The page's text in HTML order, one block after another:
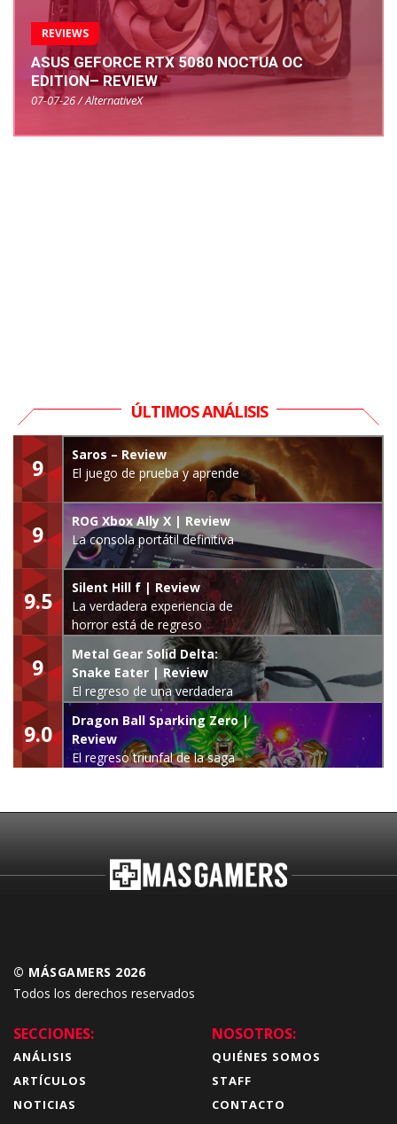
REVIEWS
ASUS GEFORCE RTX 5080 NOCTUA OC
EDITION– REVIEW
07-07-26 / AlternativeX
ÚLTIMOS ANÁLISIS
9
Saros – Review
El juego de prueba y aprende
9
ROG Xbox Ally X | Review
La consola portátil definitiva
9.5
Silent Hill f | Review
La verdadera experiencia de
horror está de regreso
9
Metal Gear Solid Delta:
Snake Eater | Review
El regreso de una verdadera
leyenda
9.0
Dragon Ball Sparking Zero |
Review
El regreso triunfal de la saga
© MÁSGAMERS 2026
Todos los derechos reservados
SECCIONES:
ANÁLISIS
ARTÍCULOS
NOTICIAS
NOSOTROS:
QUIÉNES SOMOS
STAFF
CONTACTO